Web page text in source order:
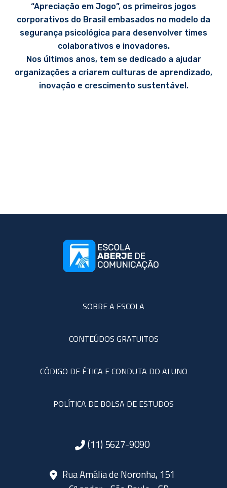
“Apreciação em Jogo”, os primeiros jogos
corporativos do Brasil embasados no modelo da
segurança psicológica para desenvolver times
colaborativos e inovadores.
Nos últimos anos, tem se dedicado a ajudar
organizações a criarem culturas de aprendizado,
inovação e crescimento sustentável.
SOBRE A ESCOLA
CONTEÚDOS GRATUITOS
CÓDIGO DE ÉTICA E CONDUTA DO ALUNO
POLÍTICA DE BOLSA DE ESTUDOS
(11) 5627-9090
Rua Amália de Noronha, 151